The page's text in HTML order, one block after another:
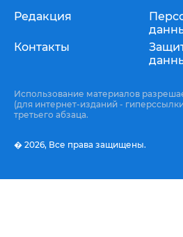
Редакция
Контакты
Использование материалов
(для интернет-изданий -
третьего абзаца.
� 2026, Все права защищены.